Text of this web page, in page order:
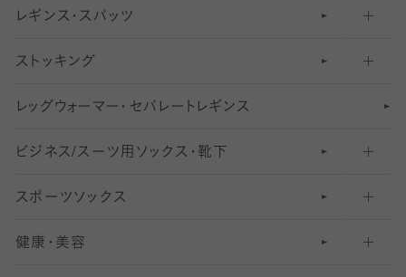
柄ソックス・靴下
スニーカー（くるぶし）用ソックス
アンクル・ショートソックス（くるぶし上）
クルーソックス（ふくらはぎ下）
ハイソックス
オーバーニー・ニーハイソックス
フットカバー・カバーソックス（浅め）
30デニール以下のタイツ（薄手タイツ）
31〜40デニールタイツ
41〜60デニールタイツ
61〜80デニールタイツ
81 〜110デニールタイツ
111〜210デニールタイツ
レギンス・スパッツ
柄レギンス
無地レギンス
レギンスパンツ（レギパン）
マタニティレギンス
5 分丈
ストッキング
伝線しにくいストッキング
ショートストッキング
結婚式用ストッキング
美脚ストッキング
レッ グ ウォー マー ・ セパレー ト レ ギンス
ビジネス/スーツ用 ソックス・靴下
匠シリーズ
フレッシャーズ向けソックス・靴下
スポーツソックス
ランニングソックス・靴下
健康・美容